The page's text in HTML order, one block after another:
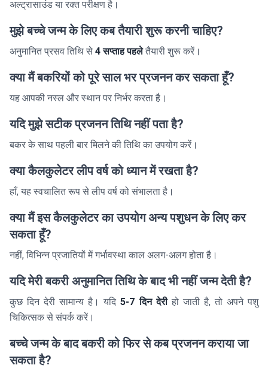
अल्ट्रासाउंड या रक्त परीक्षण है।
मुझे बच्चे जन्म के लिए कब तैयारी शुरू करनी चाहिए?
अनुमानित प्रसव तिथि से 4 सप्ताह पहलेतैयारी शुरू करें।
क्या मैं बकरियों को पूरे साल भर प्रजनन कर सकता हूँ?
यह आपकी नस्ल और स्थान पर निर्भर करता है।
यदि मुझे सटीक प्रजनन तिथि नहीं पता है?
बकर के साथ पहली बार मिलने की तिथि का उपयोग करें।
क्या कैलकुलेटर लीप वर्ष को ध्यान में रखता है?
हाँ, यह स्वचालित रूप से लीप वर्ष को संभालता है।
क्या मैं इस कैलकुलेटर का उपयोग अन्य पशुधन के लिए कर
सकता हूँ?
नहीं, विभिन्न प्रजातियों में गर्भावस्था काल अलग-अलग होता है।
यदि मेरी बकरी अनुमानित तिथि के बाद भी नहीं जन्म देती है?
कुछ दिन देरी सामान्य है। यदि5-7 दिन देरीहो जाती है, तो अपने पशु
चिकित्सक से संपर्क करें।
बच्चे जन्म के बाद बकरी को फिर से कब प्रजनन कराया जा
सकता है?